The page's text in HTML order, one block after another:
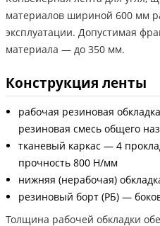
материалов шириной 600 мм
эксплуатации. Допустимая
материала — до 350 мм.
Конструкция ленты
рабочая резиновая
резиновая смесь общего
тканевый каркас — 4
прочность 800 Н/мм
нижняя (нерабочая)
резиновый борт (РБ) —
Толщина рабочей обкладки